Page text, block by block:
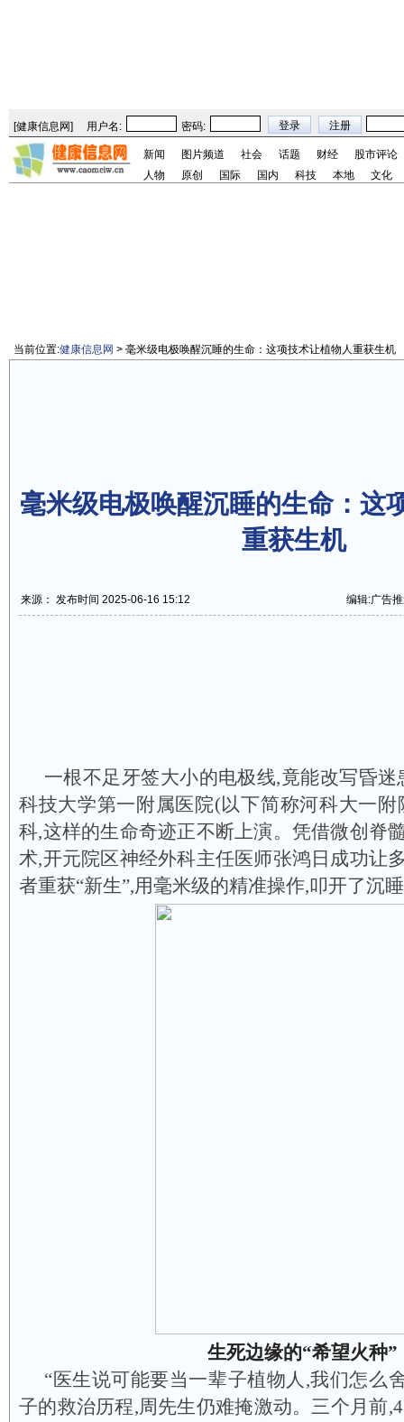
[健康信息网] 用户名: 密码:
新闻 图片频道 社会 话题 财经
股市评论
人物
原创 国际 国内 科技 本地 文化
当前位置:健康信息网 > 毫米级电极唤醒沉睡的生命：这项技术让植物人重获生机
毫米级电极唤醒沉睡的生命：这
重获生机
来源： 发布时间 2025-06-16 15:12 编辑:广告
一根不足牙签大小的电极线,竟能改写昏迷
科技大学第一附属医院(以下简称河科大一
科,这样的生命奇迹正不断上演。凭借微创脊
术,开元院区神经外科主任医师张鸿日成功让
者重获“新生”,用毫米级的精准操作,叩开了沉
生死边缘的“希望火种”
“医生说可能要当一辈子植物人,我们怎么
子的救治历程,周先生仍难掩激动。三个月前